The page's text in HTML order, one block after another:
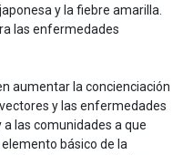
y la fiebre amarilla.
las enfermedades
aumentar la concienciación
y las enfermedades
las comunidades a que
básico de la